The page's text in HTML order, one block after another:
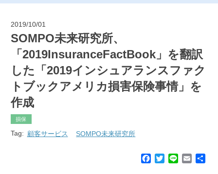
2019/10/01
SOMPO未来研究所、
「2019InsuranceFactBook」を翻訳
した「2019インシュアランスファク
トブックアメリカ損害保険事情」を
作成
損保
Tag: 顧客サービス SOMPO未来研究所
T
E